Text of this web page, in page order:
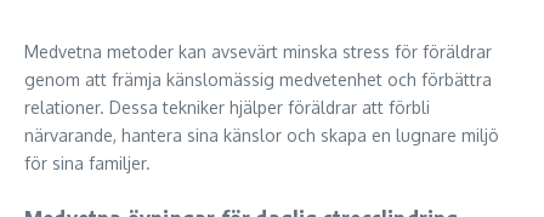
Medvetna metoder kan avsevärt minska stress för föräldrar
genom att främja känslomässig medvetenhet och förbättra
relationer. Dessa tekniker hjälper föräldrar att förbli
närvarande, hantera sina känslor och skapa en lugnare miljö
för sina familjer.